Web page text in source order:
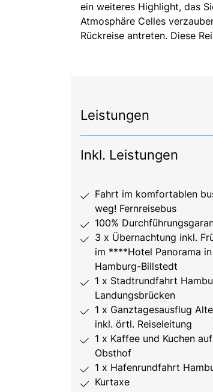
ein weiteres Highlight, das
Atmosphäre Celles
Rückreise antreten. Diese
Leistungen
Inkl. Leistungen
Fahrt im komfortablen
weg! Fernreisebus
100%
3 x Übernachtung inkl.
im ****Hotel Panorama in
Hamburg-Billstedt
1 x Stadtrundfahrt
Landungsbrücken
1 x Ganztagesausflug
inkl. örtl. Reiseleitung
1 x Kaffee und Kuchen
Obsthof
1 x Hafenrundfahrt
Kurtaxe